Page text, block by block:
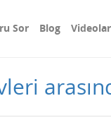
Sor Blog Videolar